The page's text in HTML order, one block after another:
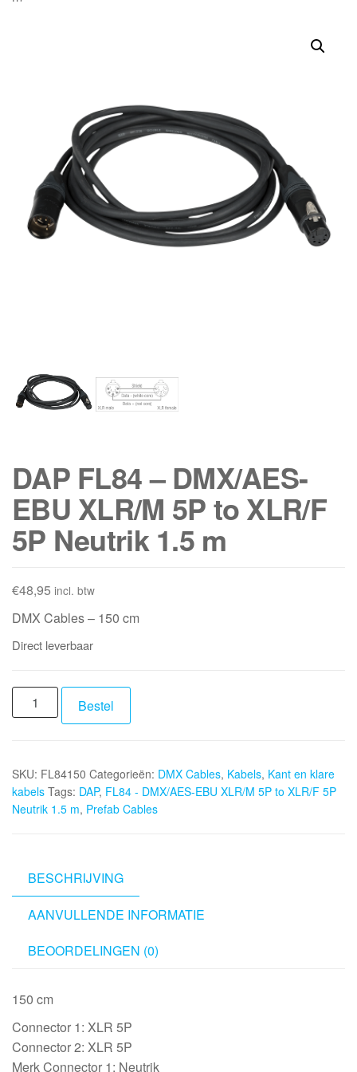
DAP FL84 – DMX/AES-
EBU XLR/M 5P to XLR/F
5P Neutrik 1.5 m
€48,95 incl. btw
DMX Cables – 150 cm
Direct leverbaar
DAP
FL84
EBU
XLR/M
5P
Neutrik
1.5
aantal
Bestel
SKU: FL84150 Categorieën: DMX Cables, Kabels, Kant en klare
kabels Tags: DAP, FL84 - DMX/AES-EBU XLR/M 5P to XLR/F 5P
Neutrik 1.5 m, Prefab Cables
BESCHRIJVING
AANVULLENDE INFORMATIE
BEOORDELINGEN (0)
150 cm
Connector 1: XLR 5P
Connector 2: XLR 5P
Merk Connector 1: Neutrik